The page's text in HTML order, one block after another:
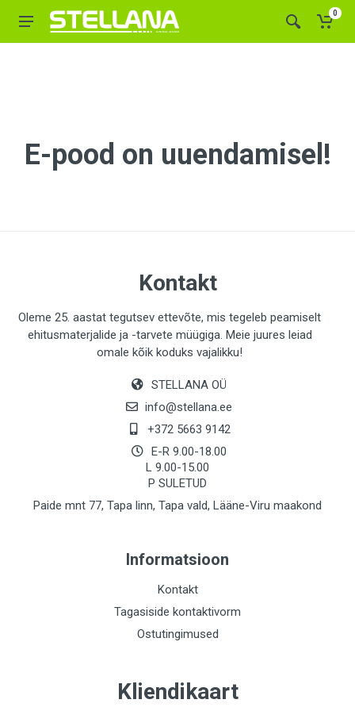
0
E-pood on uuendamisel!
Kontakt
Oleme 25. aastat tegutsev ettevõte, mis tegeleb peamiselt
ehitusmaterjalide ja -tarvete müügiga. Meie juures leiad
omale kõik koduks vajalikku!
STELLANA OÜ
info@stellana.ee
+372 5663 9142
E-R 9.00-18.00
L 9.00-15.00
P SULETUD
Paide mnt 77, Tapa linn, Tapa vald, Lääne-Viru maakond
Informatsioon
Kontakt
Tagasiside kontaktivorm
Ostutingimused
Kliendikaart